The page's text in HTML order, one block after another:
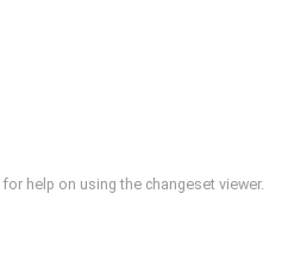
for help on using the changeset viewer.